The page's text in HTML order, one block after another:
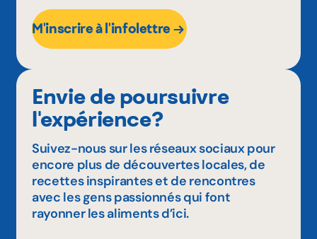
M'inscrire à l'infolettre
Envie de poursuivre
l'expérience?
Suivez-nous sur les réseaux sociaux pour
encore plus de découvertes locales, de
recettes inspirantes et de rencontres
avec les gens passionnés qui font
rayonner les aliments d’ici.